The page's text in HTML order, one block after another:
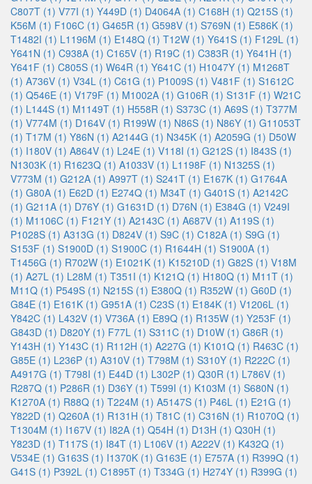
C807T (1) V77I (1) Y449D (1) D4064A (1) C168H (1) Q215S (1)
K56M (1) F106C (1) G465R (1) G598V (1) S769N (1) E586K (1)
T1482I (1) L1196M (1) E148Q (1) T12W (1) Y641S (1) F129L (1)
Y641N (1) C938A (1) C165V (1) R19C (1) C383R (1) Y641H (1)
Y641F (1) C805S (1) W64R (1) Y641C (1) H1047Y (1) M1268T
(1) A736V (1) V34L (1) C61G (1) P1009S (1) V481F (1) S1612C
(1) Q546E (1) V179F (1) M1002A (1) G106R (1) S131F (1) W21C
(1) L144S (1) M1149T (1) H558R (1) S373C (1) A69S (1) T377M
(1) V774M (1) D164V (1) R199W (1) N86S (1) N86Y (1) G11053T
(1) T17M (1) Y86N (1) A2144G (1) N345K (1) A2059G (1) D50W
(1) I180V (1) A864V (1) L24E (1) V118I (1) G212S (1) I843S (1)
N1303K (1) R1623Q (1) A1033V (1) L1198F (1) N1325S (1)
V773M (1) G212A (1) A997T (1) S241T (1) E167K (1) G1764A
(1) G80A (1) E62D (1) E274Q (1) M34T (1) G401S (1) A2142C
(1) G211A (1) D76Y (1) G1631D (1) D76N (1) E384G (1) V249I
(1) M1106C (1) F121Y (1) A2143C (1) A687V (1) A119S (1)
P1028S (1) A313G (1) D824V (1) S9C (1) C182A (1) S9G (1)
S153F (1) S1900D (1) S1900C (1) R1644H (1) S1900A (1)
T1456G (1) R702W (1) E1021K (1) K15210D (1) G82S (1) V18M
(1) A27L (1) L28M (1) T351I (1) K121Q (1) H180Q (1) M11T (1)
M11Q (1) P549S (1) N215S (1) E380Q (1) R352W (1) G60D (1)
G84E (1) E161K (1) G951A (1) C23S (1) E184K (1) V1206L (1)
Y842C (1) L432V (1) V736A (1) E89Q (1) R135W (1) Y253F (1)
G843D (1) D820Y (1) F77L (1) S311C (1) D10W (1) G86R (1)
Y143H (1) Y143C (1) R112H (1) A227G (1) K101Q (1) R463C (1)
G85E (1) L236P (1) A310V (1) T798M (1) S310Y (1) R222C (1)
A4917G (1) T798I (1) E44D (1) L302P (1) Q30R (1) L786V (1)
R287Q (1) P286R (1) D36Y (1) T599I (1) K103M (1) S680N (1)
K1270A (1) R88Q (1) T224M (1) A5147S (1) P46L (1) E21G (1)
Y822D (1) Q260A (1) R131H (1) T81C (1) C316N (1) R1070Q (1)
T1304M (1) I167V (1) I82A (1) Q54H (1) D13H (1) Q30H (1)
Y823D (1) T117S (1) I84T (1) L106V (1) A222V (1) K432Q (1)
V534E (1) G163S (1) I1370K (1) G163E (1) E757A (1) R399Q (1)
G41S (1) P392L (1) C1895T (1) T334G (1) H274Y (1) R399G (1)